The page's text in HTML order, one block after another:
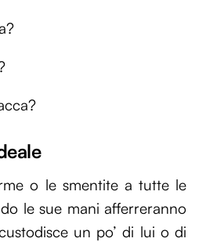
o le smentite a tutte le
le sue mani afferreranno
un po’ di lui o di